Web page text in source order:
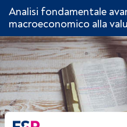
Analisi fondamentale
macroeconomico alla